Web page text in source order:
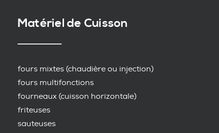
Matériel de Cuisson
fours mixtes (chaudière ou injection)
fours multifonctions
fourneaux (cuisson horizontale)
friteuses
sauteuses